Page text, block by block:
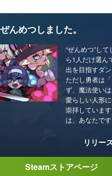
んめつしました。
“ぜんめつ”し
ら1人だけ選ん
出を目指すダ
ただし勇者は
ず、魔法使い
愛らしい人形
崇拝していま
は、あなたです
リリー
Steamストアページ